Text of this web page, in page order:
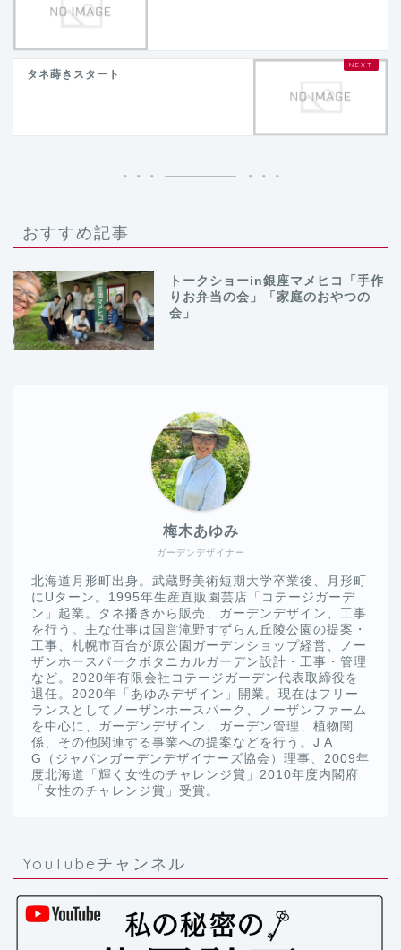
タネ蒔きスタート
おすすめ記事
トークショーin銀座マメヒコ「手作
りお弁当の会」「家庭のおやつの
会」
ガーデンデザイナー
梅木あゆみ
北海道月形町出身。武蔵野美術短期大学卒業後、月形町
にUターン。1995年生産直販園芸店「コテージガーデ
ン」起業。タネ播きから販売、ガーデンデザイン、工事
を行う。主な仕事は国営滝野すずらん丘陵公園の提案・
工事、札幌市百合が原公園ガーデンショップ経営、ノー
ザンホースパークボタニカルガーデン設計・工事・管理
など。2020年有限会社コテージガーデン代表取締役を
退任。2020年「あゆみデザイン」開業。現在はフリー
ランスとしてノーザンホースパーク、ノーザンファーム
を中心に、ガーデンデザイン、ガーデン管理、植物関
係、その他関連する事業への提案などを行う。J A
G（ジャパンガーデンデザイナーズ協会）理事、2009年
度北海道「輝く女性のチャレンジ賞」2010年度内閣府
「女性のチャレンジ賞」受賞。
YouTubeチャンネル